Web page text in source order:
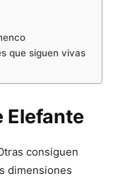
que siguen vivas
Elefante
consiguen
dimensiones